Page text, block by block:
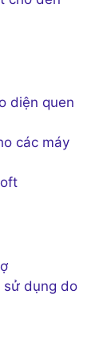
diện quen
các máy
sử dụng do